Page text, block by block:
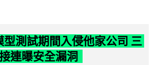
測試期間入侵他家公司 三
連曝安全漏洞